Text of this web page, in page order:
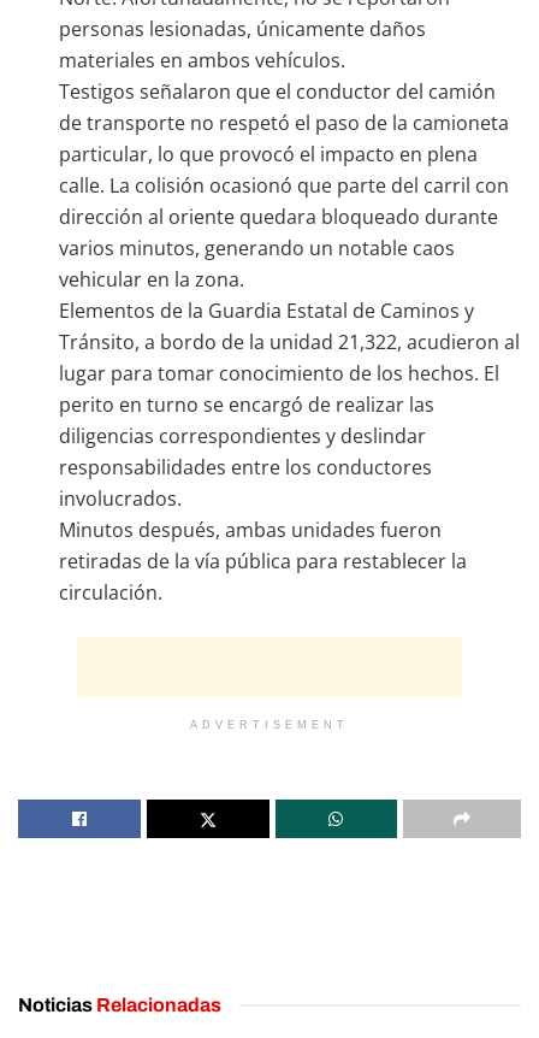
personas lesionadas, únicamente daños
materiales en ambos vehículos.
Testigos señalaron que el conductor del camión
de transporte no respetó el paso de la camioneta
particular, lo que provocó el impacto en plena
calle. La colisión ocasionó que parte del carril con
dirección al oriente quedara bloqueado durante
varios minutos, generando un notable caos
vehicular en la zona.
Elementos de la Guardia Estatal de Caminos y
Tránsito, a bordo de la unidad 21,322, acudieron al
lugar para tomar conocimiento de los hechos. El
perito en turno se encargó de realizar las
diligencias correspondientes y deslindar
responsabilidades entre los conductores
involucrados.
Minutos después, ambas unidades fueron
retiradas de la vía pública para restablecer la
circulación.
ADVERTISEMENT
Noticias Relacionadas